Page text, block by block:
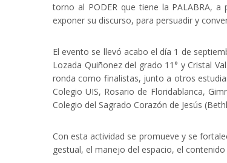
torno al PODER que tiene la PALABRA,
exponer su discurso, para persuadir y
El evento se llevó acabo el día 1 de
Lozada Quiñonez del grado 11° y Cristal
ronda como finalistas, junto a otros
Colegio UIS, Rosario de Floridablanca,
Colegio del Sagrado Corazón de Jesús
Con esta actividad se promueve y se
gestual, el manejo del espacio, el